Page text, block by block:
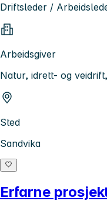
Driftsleder /
Arbeidsgiver
Natur, idrett- og
Sted
Sandvika
Erfarne